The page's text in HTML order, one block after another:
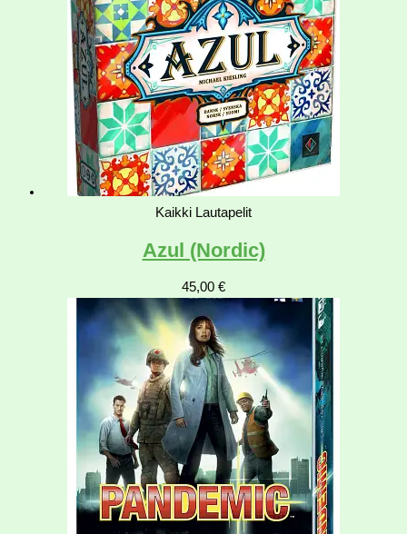
Kaikki Lautapelit
Azul (Nordic)
45,00 €